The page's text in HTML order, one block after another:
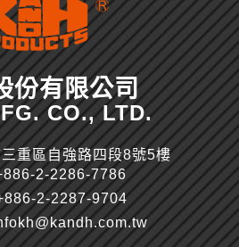
份有限公司
CO., LTD.
重區自強路四段8號5樓
2-2286-7786
2-2287-9704